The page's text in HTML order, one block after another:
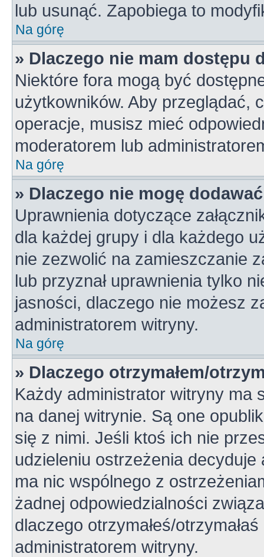
lub usunąć. Zapobiega to
Na górę
» Dlaczego nie mam dostępu
Niektóre fora mogą być
użytkowników. Aby przeglądać,
operacje, musisz mieć
moderatorem lub
Na górę
» Dlaczego nie mogę
Uprawnienia dotyczące
dla każdej grupy i dla każdego
nie zezwolić na zamieszczanie
lub przyznał uprawnienia tylko
jasności, dlaczego nie możesz
administratorem witryny.
Na górę
» Dlaczego otrzymałem/
Każdy administrator witryny ma
na danej witrynie. Są one
się z nimi. Jeśli ktoś ich nie
udzieleniu ostrzeżenia
ma nic wspólnego z
żadnej odpowiedzialności
dlaczego otrzymałeś/
administratorem witryny.